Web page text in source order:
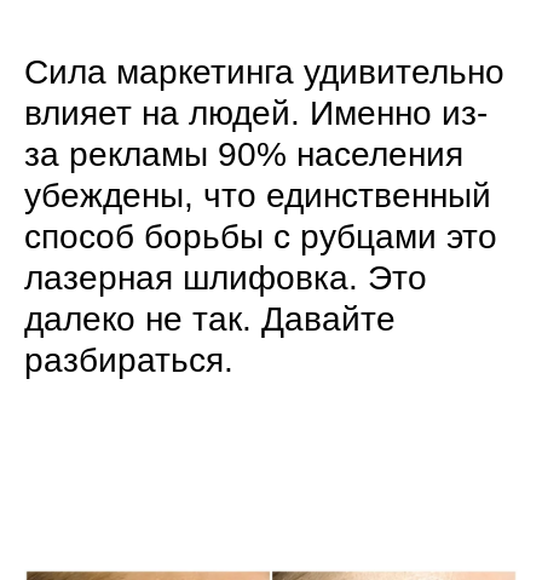
Сила маркетинга удивительно
влияет на людей. Именно из-
за рекламы 90% населения
убеждены, что единственный
способ борьбы с рубцами это
лазерная шлифовка. Это
далеко не так. Давайте
разбираться.